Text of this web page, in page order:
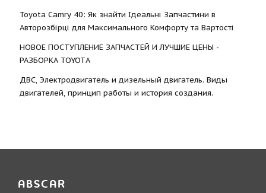
Toyota Camry 40: Як знайти Ідеальні Запчастини в
Авторозбірці для Максимального Комфорту та Вартості
НОВОЕ ПОСТУПЛЕНИЕ ЗАПЧАСТЕЙ И ЛУЧШИЕ ЦЕНЫ -
РАЗБОРКА TOYOTА
ДВС, Электродвигатель и дизельный двигатель. Виды
двигателей, принцип работы и история создания.
ABSCAR